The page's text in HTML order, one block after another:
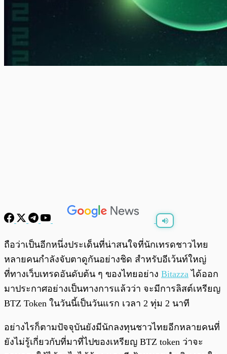
พร้อมเล่น /0:00
ถือว่าเป็นอีกหนึ่งประเด็นที่น่าสนใจที่นักเทรดชาวไทย
หลายคนกำลังจับตาดูกันอย่างชิด สำหรับอีเว้นท์ใหญ่
ที่ทางเว็บเทรดอันดับต้น ๆ ของไทยอย่าง Bitazza ได้ออก
มาประกาศอย่างเป็นทางการแล้วว่า จะมีการลิสต์เหรียญ
BTZ Token ในวันนี้เป็นวันแรก เวลา 2 ทุ่ม 2 นาที
อย่างไรก็ตามปัจจุบันยังมีนักลงทุนชาวไทยอีกหลายคนที่
ยังไม่รู้เกี่ยวกับที่มาที่ไปของเหรียญ BTZ token ว่าจะ